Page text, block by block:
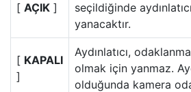
[ AÇIK ]
seçildiğinde
yanacaktır.
[ KAPALI
]
Aydınlatıcı,
olmak için yanmaz.
olduğunda kamera